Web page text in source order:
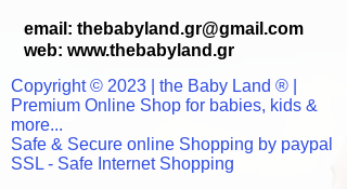
email: thebabyland.gr@gmail.com
web: www.thebabyland.gr
Copyright © 2023 | the Baby Land ® |
Premium Online Shop for babies, kids &
more...
Safe & Secure online Shopping by paypal
SSL - Safe Internet Shopping